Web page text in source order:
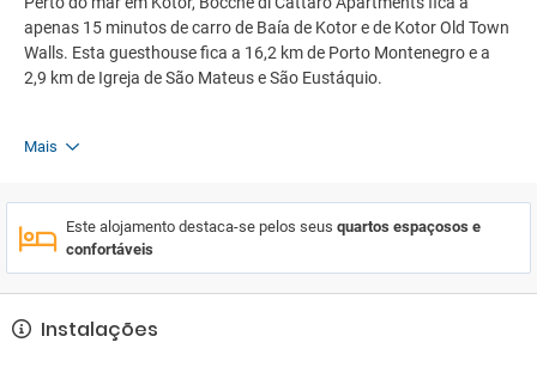
apenas 15 minutos de carro de Baía de Kotor e de Kotor Old Town
Walls. Esta guesthouse fica a 16,2 km de Porto Montenegro e a
2,9 km de Igreja de São Mateus e São Eustáquio.
Mais
Este alojamento destaca-se pelos seus quartos espaçosos e
confortáveis
Instalações